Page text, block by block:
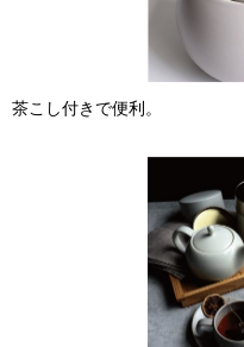
茶こし付きで便利。